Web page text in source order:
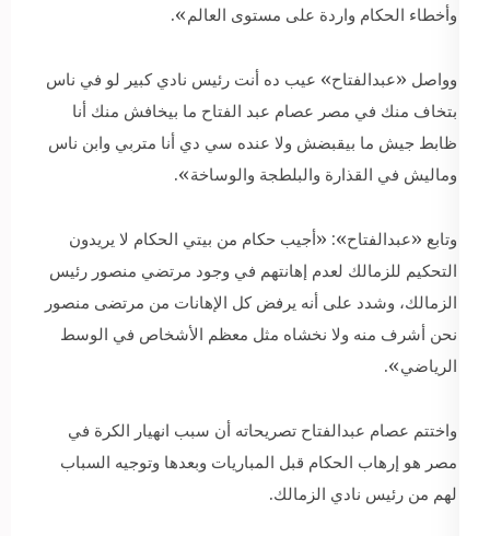
وأخطاء الحكام واردة على مستوى العالم».
وواصل «عبدالفتاح» عيب ده أنت رئيس نادي كبير لو في ناس
بتخاف منك في مصر عصام عبد الفتاح ما بيخافش منك أنا
ظابط جيش ما بيقبضش ولا عنده سي دي أنا متربي وابن ناس
وماليش في القذارة والبلطجة والوساخة».
وتابع «عبدالفتاح»: «أجيب حكام من بيتي الحكام لا يريدون
التحكيم للزمالك لعدم إهانتهم في وجود مرتضي منصور رئيس
الزمالك، وشدد على أنه يرفض كل الإهانات من مرتضى منصور
نحن أشرف منه ولا نخشاه مثل معظم الأشخاص في الوسط
الرياضي».
واختتم عصام عبدالفتاح تصريحاته أن سبب انهيار الكرة في
مصر هو إرهاب الحكام قبل المباريات وبعدها وتوجيه السباب
لهم من رئيس نادي الزمالك.